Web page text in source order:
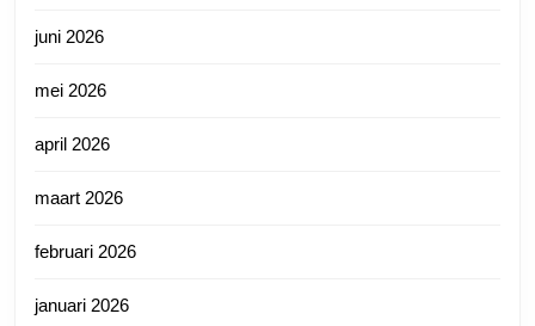
juni 2026
mei 2026
april 2026
maart 2026
februari 2026
januari 2026